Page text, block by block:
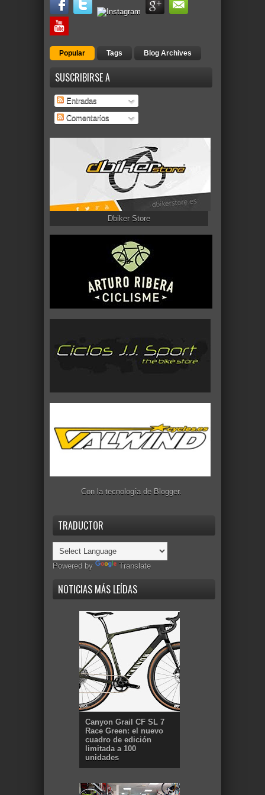
Popular Tags Blog Archives
SUSCRIBIRSE A
Entradas
Comentarios
Dbiker Store
Con la tecnología de Blogger.
TRADUCTOR
Powered by Translate
NOTICIAS MÁS LEÍDAS
Canyon Grail CF SL 7
Race Green: el nuevo
cuadro de edición
limitada a 100
unidades